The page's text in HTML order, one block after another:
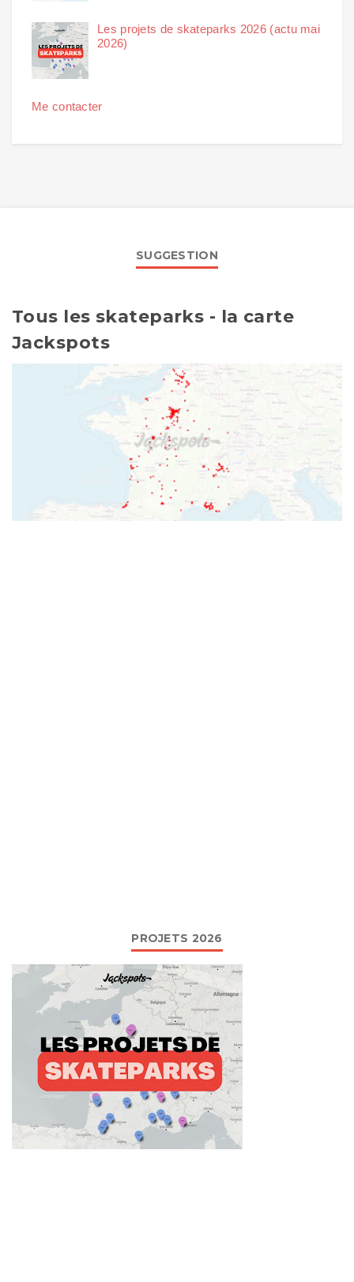
Les projets de skateparks 2026 (actu mai
2026)
Me contacter
SUGGESTION
Tous les skateparks - la carte
Jackspots
PROJETS 2026